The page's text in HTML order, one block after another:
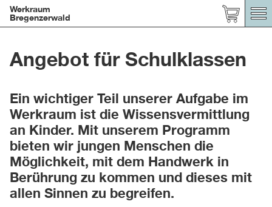
Werkraum
Bregenzerwald
Angebot für Schulklassen
Ein wichtiger Teil unserer Aufgabe im
Werkraum ist die Wissensvermittlung
an Kinder. Mit unserem Programm
bieten wir jungen Menschen die
Möglichkeit, mit dem Handwerk in
Berührung zu kommen und dieses mit
allen Sinnen zu begreifen.